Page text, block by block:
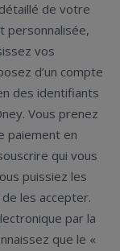
de votre
personnalisée,
vos
d’un compte
des identifiants
Vous prenez
paiement en
qui vous
puissiez les
les accepter.
par la
que le «